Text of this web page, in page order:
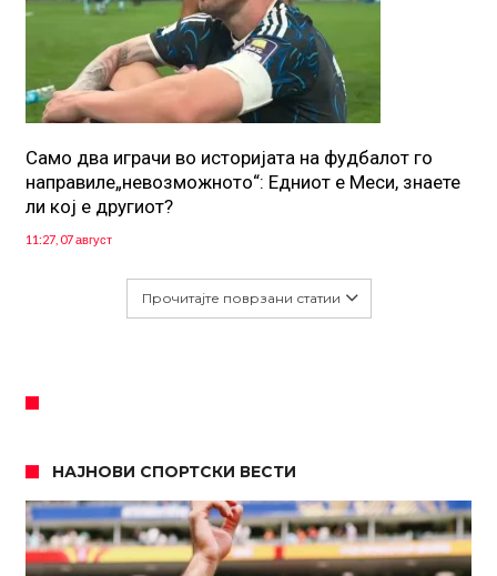
Само два играчи во историјата на фудбалот го
направиле„невозможното“: Едниот е Меси, знаете
ли кој е другиот?
11:27, 07 август
Прочитајте поврзани статии
НАЈНОВИ СПОРТСКИ ВЕСТИ